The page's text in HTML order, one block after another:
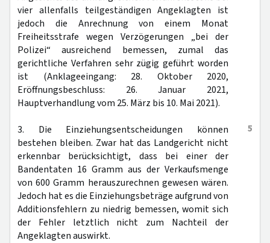
vier allenfalls teilgeständigen Angeklagten ist
jedoch die Anrechnung von einem Monat
Freiheitsstrafe wegen Verzögerungen „bei der
Polizei“ ausreichend bemessen, zumal das
gerichtliche Verfahren sehr zügig geführt worden
ist (Anklageeingang: 28. Oktober 2020,
Eröffnungsbeschluss: 26. Januar 2021,
Hauptverhandlung vom 25. März bis 10. Mai 2021).
5
3. Die Einziehungsentscheidungen können
bestehen bleiben. Zwar hat das Landgericht nicht
erkennbar berücksichtigt, dass bei einer der
Bandentaten 16 Gramm aus der Verkaufsmenge
von 600 Gramm herauszurechnen gewesen wären.
Jedoch hat es die Einziehungsbeträge aufgrund von
Additionsfehlern zu niedrig bemessen, womit sich
der Fehler letztlich nicht zum Nachteil der
Angeklagten auswirkt.